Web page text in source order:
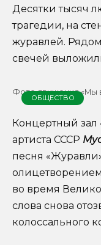
Десятки тысяч
трагедии, на
журавлей.
свечей
Фото движения «Мы
ОБЩЕСТВО
Концертный зал
артиста СССР
песня
во время
слова снова
колоссального